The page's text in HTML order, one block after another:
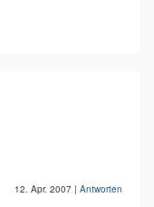
12. Apr. 2007 | Antworten